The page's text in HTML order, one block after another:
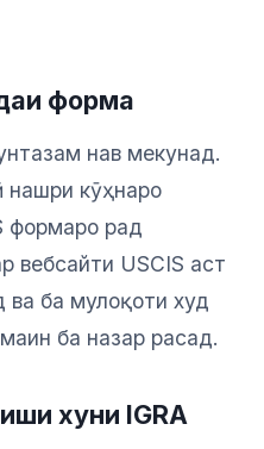
форма
нав мекунад.
нашри кӯҳнаро
формаро рад
вебсайти USCIS аст
ба мулоқоти худ
ба назар расад.
хуни IGRA